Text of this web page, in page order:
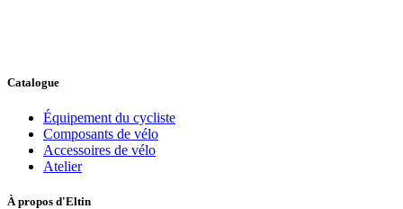
Catalogue
Équipement du cycliste
Composants de vélo
Accessoires de vélo
Atelier
À propos d'Eltin